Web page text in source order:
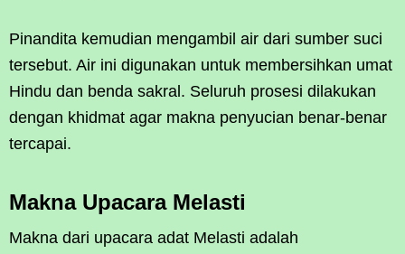
Pinandita kemudian mengambil air dari sumber suci
tersebut. Air ini digunakan untuk membersihkan umat
Hindu dan benda sakral. Seluruh prosesi dilakukan
dengan khidmat agar makna penyucian benar-benar
tercapai.
Makna Upacara Melasti
Makna dari upacara adat Melasti adalah